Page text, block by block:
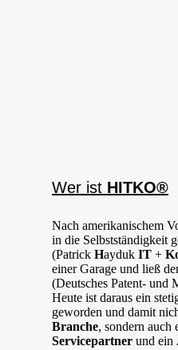
Wer ist HITKO®
Nach amerikanischem
in die Selbstständigkeit
(Patrick Hayduk IT +
einer Garage und ließ
(Deutsches Patent- und
Heute ist daraus ein
geworden und damit
Branche, sondern auch
Servicepartner und ein